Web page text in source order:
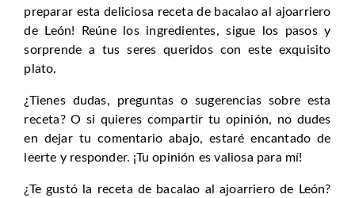
preparar esta deliciosa receta de bacalao al ajoarriero
de León! Reúne los ingredientes, sigue los pasos y
sorprende a tus seres queridos con este exquisito
plato.
¿Tienes dudas, preguntas o sugerencias sobre esta
receta? O si quieres compartir tu opinión, no dudes
en dejar tu comentario abajo, estaré encantado de
leerte y responder. ¡Tu opinión es valiosa para mí!
¿Te gustó la receta de bacalao al ajoarriero de León?